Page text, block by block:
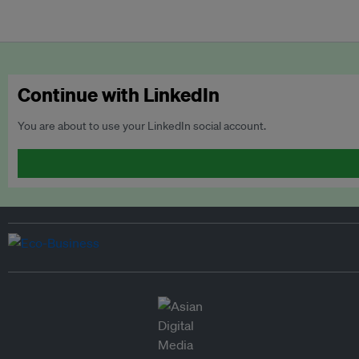
Continue with LinkedIn
You are about to use your LinkedIn social account.